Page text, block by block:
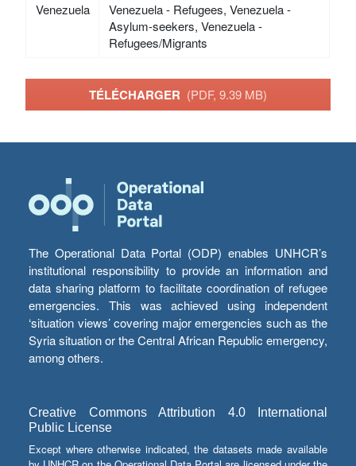
Venezuela
Venezuela - Refugees, Venezuela -
Asylum-seekers, Venezuela -
Refugees/Migrants
TÉLÉCHARGER (PDF, 9.39 MB)
The Operational Data Portal (ODP) enables UNHCR’s
institutional responsibility to provide an information and
data sharing platform to facilitate coordination of refugee
emergencies. This was achieved using independent
‘situation views’ covering major emergencies such as the
Syria situation or the Central African Republic emergency,
among others.
Creative Commons Attribution 4.0 International
Public License
Except where otherwise indicated, the datasets made available